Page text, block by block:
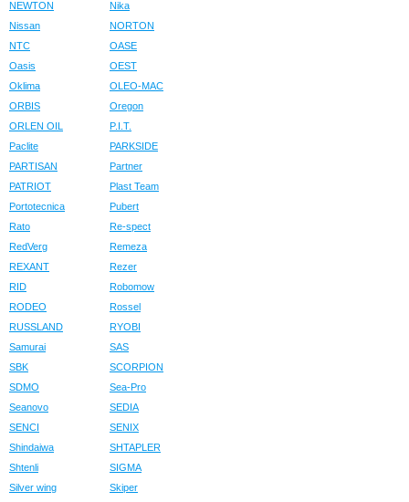
NEWTON
Nika
Nissan
NORTON
NTC
OASE
Oasis
OEST
Oklima
OLEO-MAC
ORBIS
Oregon
ORLEN OIL
P.I.T.
Paclite
PARKSIDE
PARTISAN
Partner
PATRIOT
Plast Team
Portotecnica
Pubert
Rato
Re-spect
RedVerg
Remeza
REXANT
Rezer
RID
Robomow
RODEO
Rossel
RUSSLAND
RYOBI
Samurai
SAS
SBK
SCORPION
SDMO
Sea-Pro
Seanovo
SEDIA
SENCI
SENIX
Shindaiwa
SHTAPLER
Shtenli
SIGMA
Silver wing
Skiper